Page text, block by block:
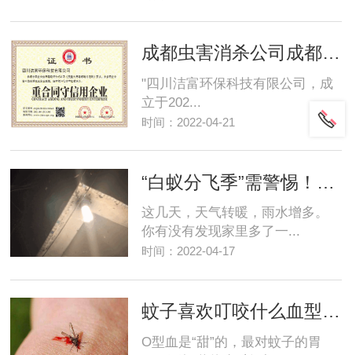
成都虫害消杀公司成都灭鼠公司 灭鼠杀虫公司成都白蚁公司 成都消杀服务公司 灭虫灭鼠公司 成都白蚁防治公司 四川除虫公司
"四川洁富环保科技有限公司，成
立于202...
时间：2022-04-21
“白蚁分飞季”需警惕！千万不要这样做加重蚁患！
这几天，天气转暖，雨水增多。
你有没有发现家里多了一...
时间：2022-04-17
蚊子喜欢叮咬什么血型的人，蚊子叮咬与血型究竟有没有关系
O型血是“甜”的，最对蚊子的胃